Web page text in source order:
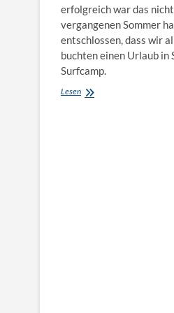
erfolgreich war das
vergangenen Sommer
entschlossen, dass wir
buchten einen Urlaub in
Surfcamp.
LesenAusprobiert: